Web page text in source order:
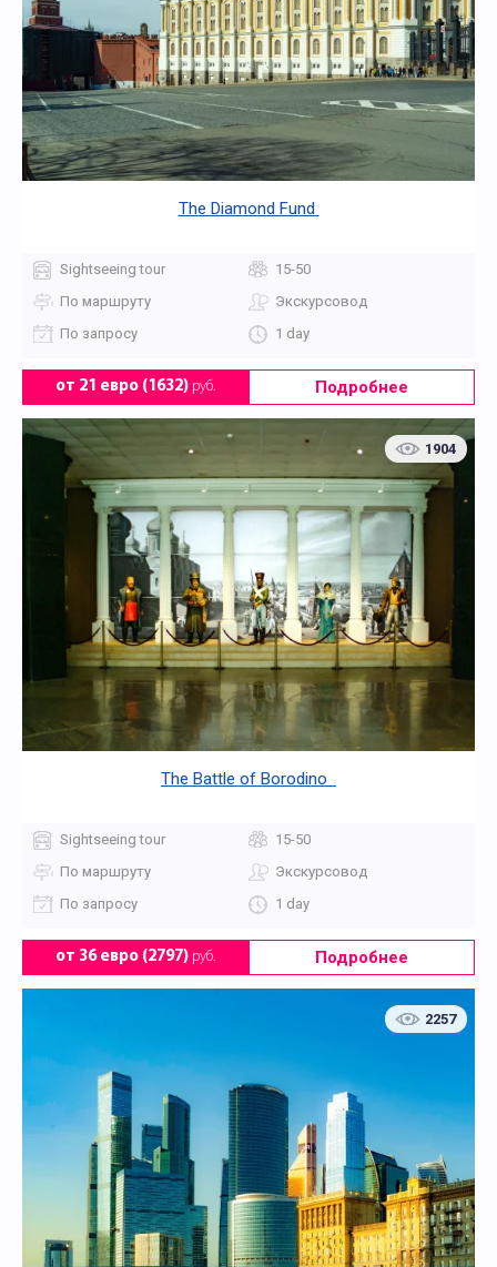
The Diamond Fund
Sightseeing tour
15-50
По маршруту
Экскурсовод
По запросу
1 day
от 21 евро (1632) руб. Подробнее
1904
The Battle of Borodino
Sightseeing tour
15-50
По маршруту
Экскурсовод
По запросу
1 day
от 36 евро (2797) руб. Подробнее
2257